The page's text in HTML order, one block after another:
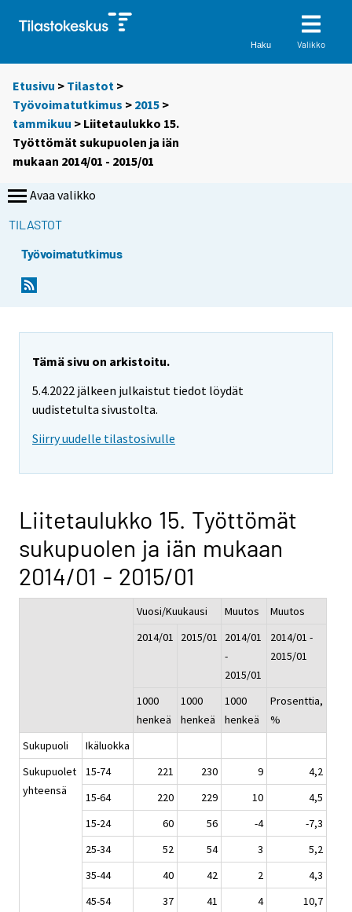
Haku Valikko
Etusivu > Tilastot >
Työvoimatutkimus > 2015 >
tammikuu > Liitetaulukko 15.
Työttömät sukupuolen ja iän
mukaan 2014/01 - 2015/01
Avaa valikko
TILASTOT
Työvoimatutkimus
Tämä sivu on arkistoitu.
5.4.2022 jälkeen julkaistut tiedot löydät
uudistetulta sivustolta.
Siirry uudelle tilastosivulle
Liitetaulukko 15. Työttömät
sukupuolen ja iän mukaan
2014/01 - 2015/01
Vuosi/Kuukausi Muutos
Muutos
2014/01
2015/01
2014/01
-
2015/01
2014/01 -
2015/01
1000
henkeä
1000
henkeä
1000
henkeä
Prosenttia,
%
Sukupuoli
Ikäluokka
Sukupuolet
yhteensä
15-74 221 230 9
4,2
15-64
220 229 10
4,5
15-24
60 56 -4
-7,3
25-34
52 54 3
5,2
35-44
40 42 2
4,3
45-54
37 41 4
10,7